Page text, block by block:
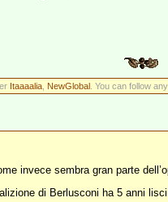
Itaaaalia, NewGlobal. You can follow
invece sembra gran parte
di Berlusconi ha 5 anni